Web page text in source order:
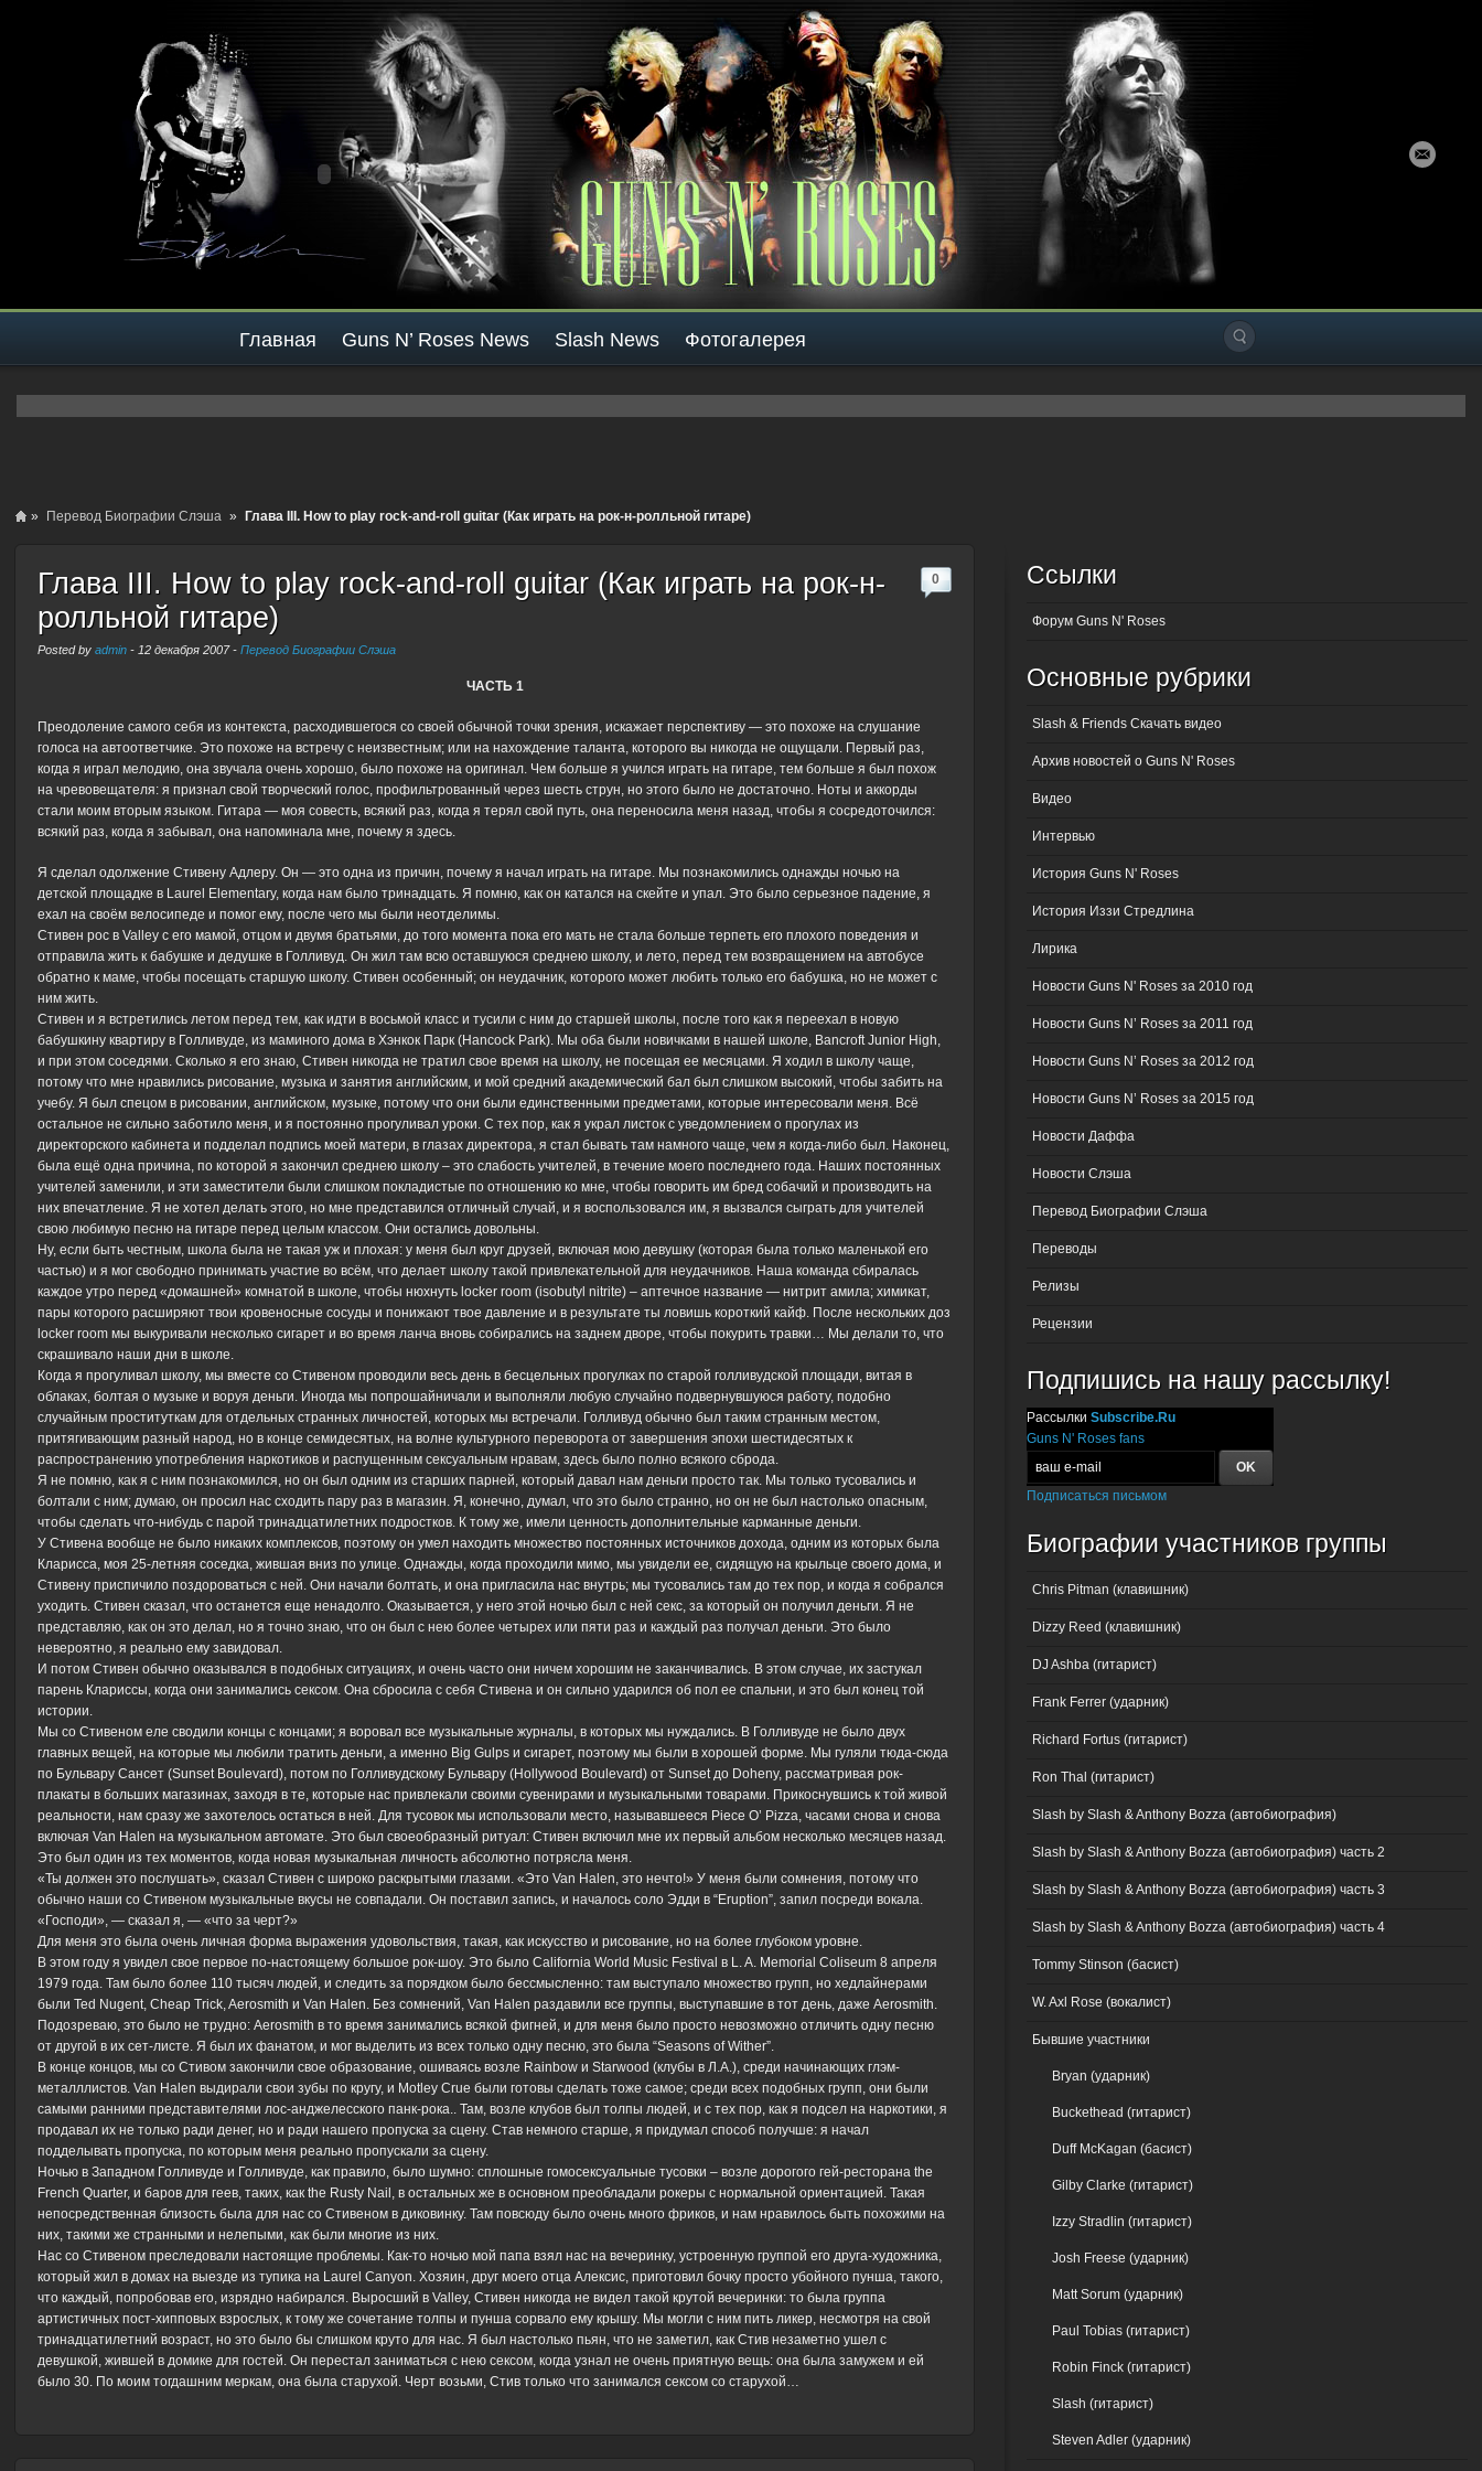
Главная Guns N’ Roses News Slash News Фотогалерея
» Перевод Биографии Слэша » Глава III. How to play rock-and-roll guitar (Как играть на рок-н-ролльной гитаре)
Глава III. How to play rock-and-roll guitar (Как играть на рок-н-
ролльной гитаре)
Posted byadmin - 12 декабря 2007-Перевод Биографии Слэша
0
ЧАСТЬ 1
Преодоление самого себя из контекста, расходившегося со своей обычной точки зрения, искажает перспективу — это похоже на слушание
голоса на автоответчике. Это похоже на встречу с неизвестным; или на нахождение таланта, которого вы никогда не ощущали. Первый раз,
когда я играл мелодию, она звучала очень хорошо, было похоже на оригинал. Чем больше я учился играть на гитаре, тем больше я был похож
на чревовещателя: я признал свой творческий голос, профильтрованный через шесть струн, но этого было не достаточно. Ноты и аккорды
стали моим вторым языком. Гитара — моя совесть, всякий раз, когда я терял свой путь, она переносила меня назад, чтобы я сосредоточился:
всякий раз, когда я забывал, она напоминала мне, почему я здесь.
Я сделал одолжение Стивену Адлеру. Он — это одна из причин, почему я начал играть на гитаре. Мы познакомились однажды ночью на
детской площадке в Laurel Elementary, когда нам было тринадцать. Я помню, как он катался на скейте и упал. Это было серьезное падение, я
ехал на своём велосипеде и помог ему, после чего мы были неотделимы.
Стивен рос в Valley с его мамой, отцом и двумя братьями, до того момента пока его мать не стала больше терпеть его плохого поведения и
отправила жить к бабушке и дедушке в Голливуд. Он жил там всю оставшуюся среднею школу, и лето, перед тем возвращением на автобусе
обратно к маме, чтобы посещать старшую школу. Стивен особенный; он неудачник, которого может любить только его бабушка, но не может с
ним жить.
Стивен и я встретились летом перед тем, как идти в восьмой класс и тусили с ним до старшей школы, после того как я переехал в новую
бабушкину квартиру в Голливуде, из маминого дома в Хэнкок Парк (Hancock Park). Мы оба были новичками в нашей школе, Bancroft Junior High,
и при этом соседями. Сколько я его знаю, Стивен никогда не тратил свое время на школу, не посещая ее месяцами. Я ходил в школу чаще,
потому что мне нравились рисование, музыка и занятия английским, и мой средний академический бал был слишком высокий, чтобы забить на
учебу. Я был спецом в рисовании, английском, музыке, потому что они были единственными предметами, которые интересовали меня. Всё
остальное не сильно заботило меня, и я постоянно прогуливал уроки. С тех пор, как я украл листок с уведомлением о прогулах из
директорского кабинета и подделал подпись моей матери, в глазах директора, я стал бывать там намного чаще, чем я когда-либо был. Наконец,
была ещё одна причина, по которой я закончил среднею школу – это слабость учителей, в течение моего последнего года. Наших постоянных
учителей заменили, и эти заместители были слишком покладистые по отношению ко мне, чтобы говорить им бред собачий и производить на
них впечатление. Я не хотел делать этого, но мне представился отличный случай, и я воспользовался им, я вызвался сыграть для учителей
свою любимую песню на гитаре перед целым классом. Они остались довольны.
Ну, если быть честным, школа была не такая уж и плохая: у меня был круг друзей, включая мою девушку (которая была только маленькой его
частью) и я мог свободно принимать участие во всём, что делает школу такой привлекательной для неудачников. Наша команда сбиралась
каждое утро перед «домашней» комнатой в школе, чтобы нюхнуть locker room (isobutyl nitrite) – аптечное название — нитрит амила; химикат,
пары которого расширяют твои кровеносные сосуды и понижают твое давление и в результате ты ловишь короткий кайф. После нескольких доз
locker room мы выкуривали несколько сигарет и во время ланча вновь собирались на заднем дворе, чтобы покурить травки… Мы делали то, что
скрашивало наши дни в школе.
Когда я прогуливал школу, мы вместе со Стивеном проводили весь день в бесцельных прогулках по старой голливудской площади, витая в
облаках, болтая о музыке и воруя деньги. Иногда мы попрошайничали и выполняли любую случайно подвернувшуюся работу, подобно
случайным проституткам для отдельных странных личностей, которых мы встречали. Голливуд обычно был таким странным местом,
притягивающим разный народ, но в конце семидесятых, на волне культурного переворота от завершения эпохи шестидесятых к
распространению употребления наркотиков и распущенным сексуальным нравам, здесь было полно всякого сброда.
Я не помню, как я с ним познакомился, но он был одним из старших парней, который давал нам деньги просто так. Мы только тусовались и
болтали с ним; думаю, он просил нас сходить пару раз в магазин. Я, конечно, думал, что это было странно, но он не был настолько опасным,
чтобы сделать что-нибудь с парой тринадцатилетних подростков. К тому же, имели ценность дополнительные карманные деньги.
У Стивена вообще не было никаких комплексов, поэтому он умел находить множество постоянных источников дохода, одним из которых была
Кларисса, моя 25-летняя соседка, жившая вниз по улице. Однажды, когда проходили мимо, мы увидели ее, сидящую на крыльце своего дома, и
Стивену приспичило поздороваться с ней. Они начали болтать, и она пригласила нас внутрь; мы тусовались там до тех пор, и когда я собрался
уходить. Стивен сказал, что останется еще ненадолго. Оказывается, у него этой ночью был с ней секс, за который он получил деньги. Я не
представляю, как он это делал, но я точно знаю, что он был с нею более четырех или пяти раз и каждый раз получал деньги. Это было
невероятно, я реально ему завидовал.
И потом Стивен обычно оказывался в подобных ситуациях, и очень часто они ничем хорошим не заканчивались. В этом случае, их застукал
парень Клариссы, когда они занимались сексом. Она сбросила с себя Стивена и он сильно ударился об пол ее спальни, и это был конец той
истории.
Мы со Стивеном еле сводили концы с концами; я воровал все музыкальные журналы, в которых мы нуждались. В Голливуде не было двух
главных вещей, на которые мы любили тратить деньги, а именно Big Gulps и сигарет, поэтому мы были в хорошей форме. Мы гуляли тюда-сюда
по Бульвару Сансет (Sunset Boulevard), потом по Голливудскому Бульвару (Hollywood Boulevard) от Sunset до Doheny, рассматривая рок-
плакаты в больших магазинах, заходя в те, которые нас привлекали своими сувенирами и музыкальными товарами. Прикоснувшись к той живой
реальности, нам сразу же захотелось остаться в ней. Для тусовок мы использовали место, называвшееся Piece O’ Pizza, часами снова и снова
включая Van Halen на музыкальном автомате. Это был своеобразный ритуал: Стивен включил мне их первый альбом несколько месяцев назад.
Это был один из тех моментов, когда новая музыкальная личность абсолютно потрясла меня.
«Ты должен это послушать», сказал Стивен с широко раскрытыми глазами. «Это Van Halen, это нечто!» У меня были сомнения, потому что
обычно наши со Стивеном музыкальные вкусы не совпадали. Он поставил запись, и началось соло Эдди в “Eruption”, запил посреди вокала.
«Господи», — сказал я, — «что за черт?»
Для меня это была очень личная форма выражения удовольствия, такая, как искусство и рисование, но на более глубоком уровне.
В этом году я увидел свое первое по-настоящему большое рок-шоу. Это было California World Music Festival в L. A. Memorial Coliseum 8 апреля
1979 года. Там было более 110 тысяч людей, и следить за порядком было бессмысленно: там выступало множество групп, но хедлайнерами
были Ted Nugent, Cheap Trick, Aerosmith и Van Halen. Без сомнений, Van Halen раздавили все группы, выступавшие в тот день, даже Aerosmith.
Подозреваю, это было не трудно: Aerosmith в то время занимались всякой фигней, и для меня было просто невозможно отличить одну песню
от другой в их сет-листе. Я был их фанатом, и мог выделить из всех только одну песню, это была “Seasons of Wither”.
В конце концов, мы со Стивом закончили свое образование, ошиваясь возле Rainbow и Starwood (клубы в Л.А.), среди начинающих глэм-
металллистов. Van Halen выдирали свои зубы по кругу, и Motley Crue были готовы сделать тоже самое; среди всех подобных групп, они были
самыми ранними представителями лос-анджелесского панк-рока.. Там, возле клубов был толпы людей, и с тех пор, как я подсел на наркотики, я
продавал их не только ради денег, но и ради нашего пропуска за сцену. Став немного старше, я придумал способ получше: я начал
подделывать пропуска, по которым меня реально пропускали за сцену.
Ночью в Западном Голливуде и Голливуде, как правило, было шумно: сплошные гомосексуальные тусовки – возле дорогого гей-ресторана the
French Quarter, и баров для геев, таких, как the Rusty Nail, в остальных же в основном преобладали рокеры с нормальной ориентацией. Такая
непосредственная близость была для нас со Стивеном в диковинку. Там повсюду было очень много фриков, и нам нравилось быть похожими на
них, такими же странными и нелепыми, как были многие из них.
Нас со Стивеном преследовали настоящие проблемы. Как-то ночью мой папа взял нас на вечеринку, устроенную группой его друга-художника,
который жил в домах на выезде из тупика на Laurel Canyon. Хозяин, друг моего отца Алексис, приготовил бочку просто убойного пунша, такого,
что каждый, попробовав его, изрядно набирался. Выросший в Valley, Стивен никогда не видел такой крутой вечеринки: то была группа
артистичных пост-хипповых взрослых, к тому же сочетание толпы и пунша сорвало ему крышу. Мы могли с ним пить ликер, несмотря на свой
тринадцатилетний возраст, но это было бы слишком круто для нас. Я был настолько пьян, что не заметил, как Стив незаметно ушел с
девушкой, жившей в домике для гостей. Он перестал заниматься с нею сексом, когда узнал не очень приятную вещь: она была замужем и ей
было 30. По моим тогдашним меркам, она была старухой. Черт возьми, Стив только что занимался сексом со старухой…
Ссылки
Форум Guns N' Roses
Основные рубрики
Slash & Friends Скачать видео
Архив новостей о Guns N' Roses
Видео
Интервью
История Guns N' Roses
История Иззи Стредлина
Лирика
Новости Guns N' Roses за 2010 год
Новости Guns N’ Roses за 2011 год
Новости Guns N’ Roses за 2012 год
Новости Guns N’ Roses за 2015 год
Новости Даффа
Новости Слэша
Перевод Биографии Слэша
Переводы
Релизы
Рецензии
Подпишись на нашу рассылку!
Рассылки Subscribe.Ru
Guns N' Roses fans
Подписаться письмом
Биографии участников группы
Chris Pitman (клавишник)
Dizzy Reed (клавишник)
DJ Ashba (гитарист)
Frank Ferrer (ударник)
Richard Fortus (гитарист)
Ron Thal (гитарист)
Slash by Slash & Anthony Bozza (автобиография)
Slash by Slash & Anthony Bozza (автобиография) часть 2
Slash by Slash & Anthony Bozza (автобиография) часть 3
Slash by Slash & Anthony Bozza (автобиография) часть 4
Tommy Stinson (басист)
W. Axl Rose (вокалист)
Бывшие участники
Bryan (ударник)
Buckethead (гитарист)
Duff McKagan (басист)
Gilby Clarke (гитарист)
Izzy Stradlin (гитарист)
Josh Freese (ударник)
Matt Sorum (ударник)
Paul Tobias (гитарист)
Robin Finck (гитарист)
Slash (гитарист)
Steven Adler (ударник)